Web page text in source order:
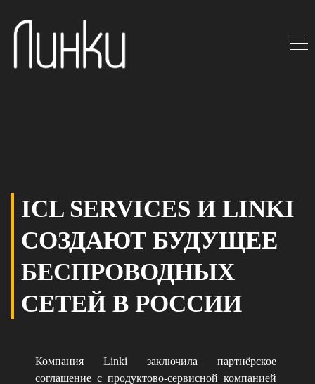
ICL SERVICES И LINKI
СОЗДАЮТ БУДУЩЕЕ
БЕСПРОВОДНЫХ
СЕТЕЙ В РОССИИ
Компания Linki заключила партнёрское
соглашение с продуктово-сервисной компанией